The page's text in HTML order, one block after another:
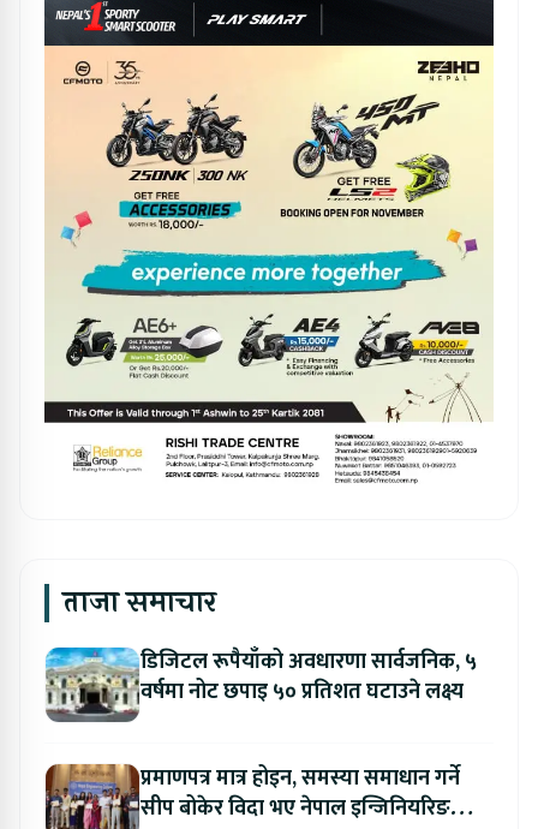
ताजा समाचार
डिजिटल रूपैयाँको अवधारणा सार्वजनिक, ५
वर्षमा नोट छपाइ ५० प्रतिशत घटाउने लक्ष्य
प्रमाणपत्र मात्र होइन, समस्या समाधान गर्ने
सीप बोकेर विदा भए नेपाल इन्जिनियरिङ